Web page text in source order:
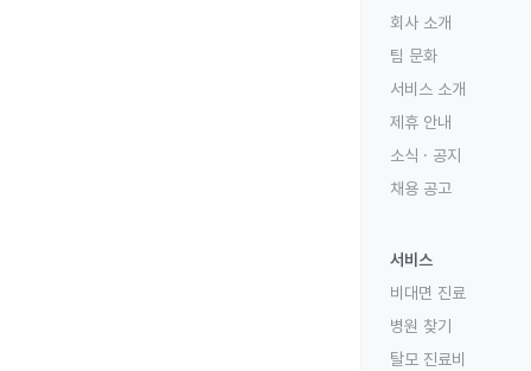
회사 소개
팀 문화
서비스 소개
제휴 안내
소식 · 공지
채용 공고
서비스
비대면 진료
병원 찾기
탈모 진료비